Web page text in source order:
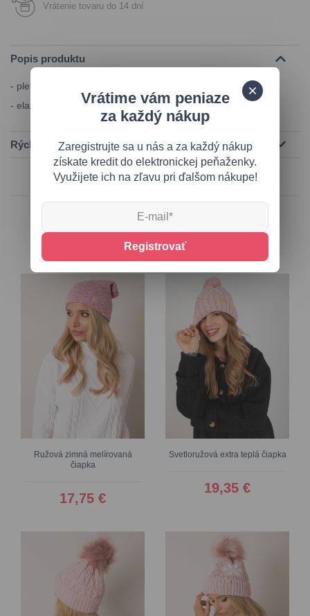
Vrátenie tovaru do 14 dní
Popis produktu
- pletená čiapka z brmbolcom
- elastický materiál
Rýchla pomoc
Podobné produkty
Ružová zimná melírovaná
čiapka
17,75 €
Svetloružová extra teplá čiapka
19,35 €
Vrátime vám peniaze
za každý nákup
Zaregistrujte sa u nás a za každý nákup
získate kredit do elektronickej peňaženky.
Využijete ich na zľavu pri ďalšom nákupe!
Registrovať